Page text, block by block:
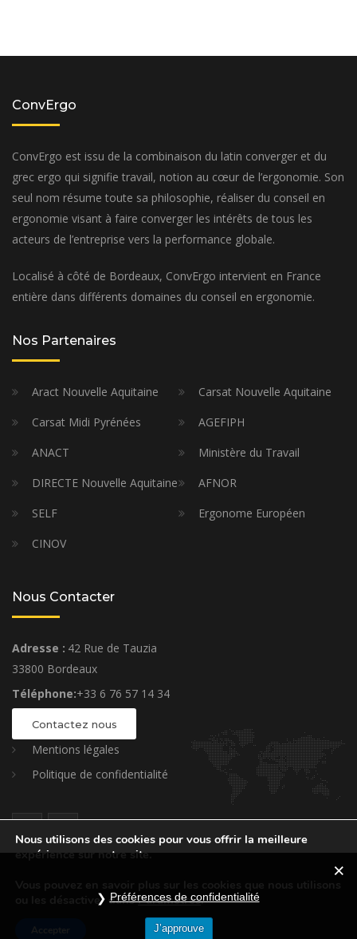
ConvErgo
ConvErgo est issu de la combinaison du latin converger et du
grec ergo qui signifie travail, notion au cœur de l’ergonomie. Son
seul nom résume toute sa philosophie, réaliser du conseil en
ergonomie visant à faire converger les intérêts de tous les
acteurs de l’entreprise vers la performance globale.
Localisé à côté de Bordeaux, ConvErgo intervient en France
entière dans différents domaines du conseil en ergonomie.
Nos Partenaires
Aract Nouvelle Aquitaine
Carsat Nouvelle Aquitaine
Carsat Midi Pyrénées
AGEFIPH
ANACT
Ministère du Travail
DIRECTE Nouvelle Aquitaine
AFNOR
SELF
Ergonome Européen
CINOV
Nous Contacter
Adresse : 42 Rue de Tauzia
33800 Bordeaux
Téléphone:+33 6 76 57 14 34
Contactez nous
Mentions légales
Politique de confidentialité
Préférences de confidentialité
J’approuve
Nous utilisons des cookies pour vous offrir la meilleure
expérience sur notre site.
ou les désactiver dansParamètres.
Accepter